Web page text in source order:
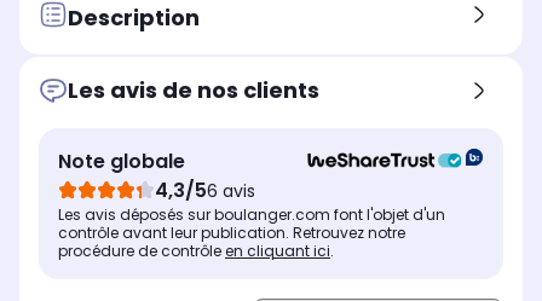
Description
Les avis de nos clients
Note globale
4,3/56 avis
Les avis déposés sur boulanger.com font l'objet d'un
contrôle avant leur publication. Retrouvez notre
procédure de contrôleen cliquant ici.